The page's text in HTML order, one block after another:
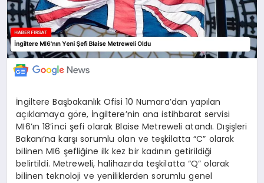
İngiltere Başbakanlık Ofisi 10 Numara’dan yapılan
açıklamaya göre, İngiltere’nin ana istihbarat servisi
MI6’ın 18’inci şefi olarak Blaise Metreweli atandı. Dışişleri
Bakanı’na karşı sorumlu olan ve teşkilatta “C” olarak
bilinen MI6 şefliğine ilk kez bir kadının getirildiği
belirtildi. Metreweli, halihazırda teşkilatta “Q” olarak
bilinen teknoloji ve yeniliklerden sorumlu genel